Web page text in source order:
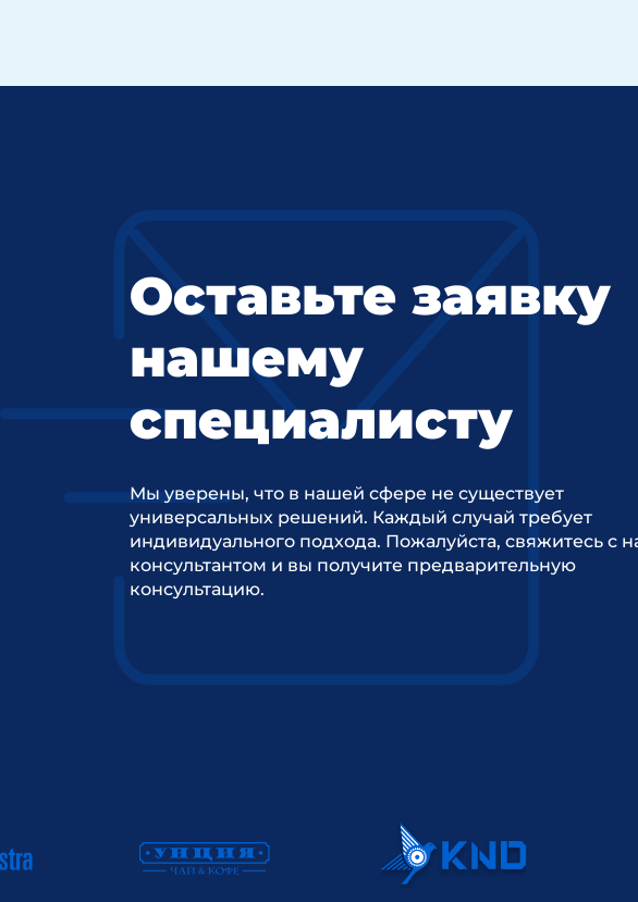
Оставьте заявку
нашему
специалисту
Мы уверены, что в нашей сфере не существует
универсальных решений. Каждый случай требует
индивидуального подхода. Пожалуйста, свяжитесь с
консультантом и вы получите предварительную
консультацию.